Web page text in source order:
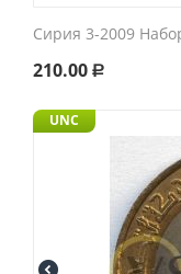
Сирия 3-2009
210.00 Р
UNC